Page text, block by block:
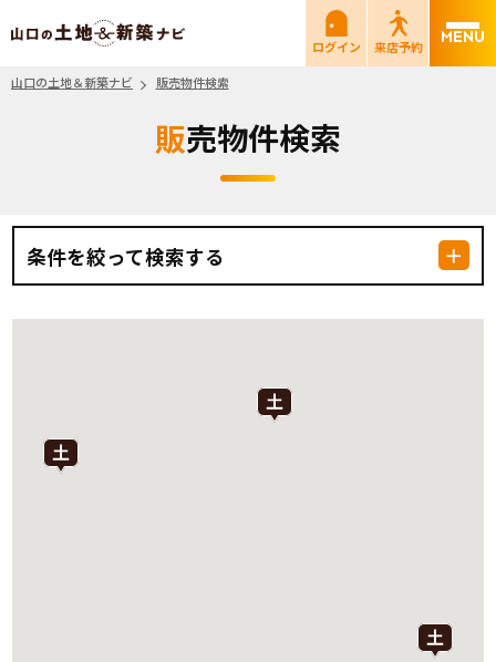
山口の土地＆新築ナビ
ログイン
来店予約
山口の土地＆新築ナビ
販売物件検索
販売物件検索
条件を絞って検索する